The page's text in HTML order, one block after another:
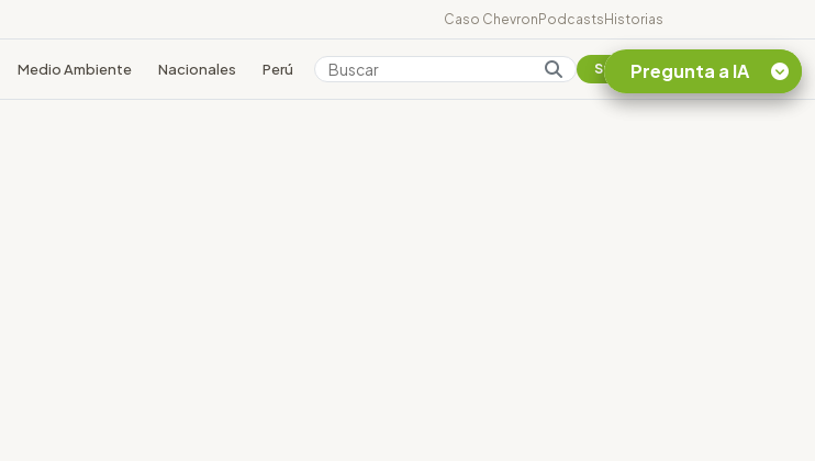
Caso ChevronPodcastsHistorias
Medio Ambiente Nacionales Perú Colombia SuscribirsePregunta a IA